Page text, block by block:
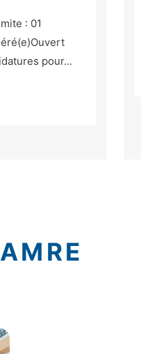
: 01
pour...